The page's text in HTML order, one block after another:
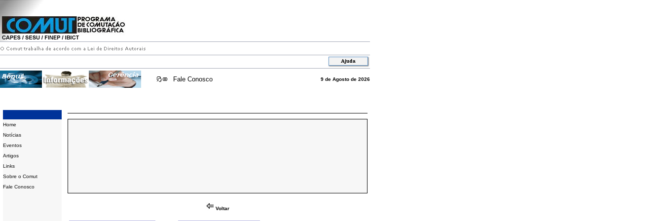
Fale Conosco 9 de Agosto de 2026
Home
Notícias
Eventos
Artigos
Links
Sobre o Comut
Fale Conosco
Voltar